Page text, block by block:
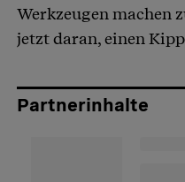
Werkzeugen machen
jetzt daran, einen
Partnerinhalte